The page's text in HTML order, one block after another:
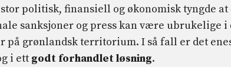
stor politisk, finansiell og økonomisk tyngde
sanksjoner og press kan være ubrukelige
på grønlandsk territorium. I så fall er det
i ett godt forhandlet løsning.